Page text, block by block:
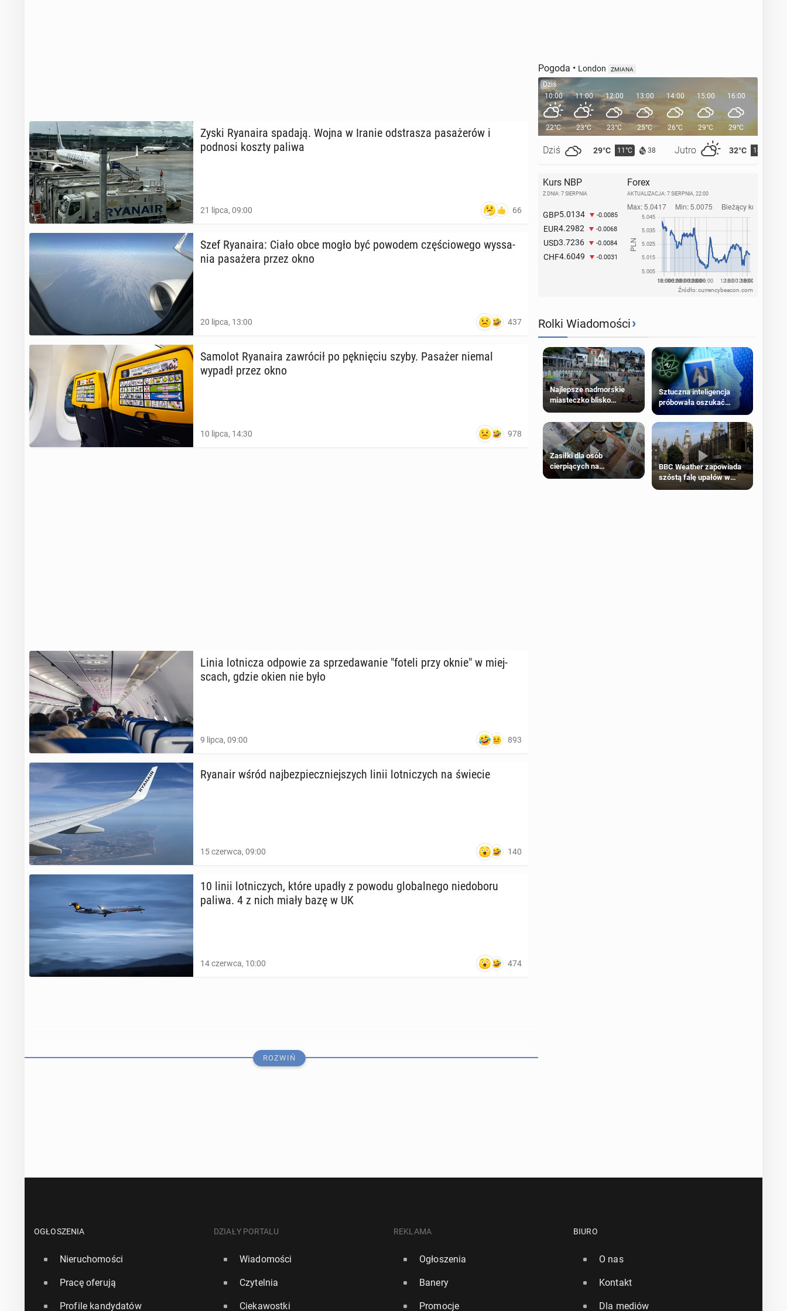
Zyski Ry­ana­ira spadają. Wojna w Iranie od­stra­sza pa­sa­że­rów i
podnosi koszty paliwa
21 lipca, 09:00 66
Szef Ry­ana­ira: Ciało obce mogło być powodem czę­ścio­we­go wy­ssa­
nia pa­sa­że­ra przez okno
20 lipca, 13:00 437
Samolot Ry­ana­ira za­wró­cił po pęk­nię­ciu szyby. Pasażer niemal
wypadł przez okno
10 lipca, 14:30 978
Linia lot­ni­cza odpowie za sprze­da­wa­nie "foteli przy oknie" w miej­
scach, gdzie okien nie było
9 lipca, 09:00 893
Ryanair wśród naj­bez­piecz­niej­szych linii lot­ni­czych na świecie
15 czerwca, 09:00 140
10 linii lot­ni­czych, które upadły z powodu glo­bal­ne­go nie­do­bo­ru
paliwa. 4 z nich miały bazę w UK
14 czerwca, 10:00 474
Wi-Fi na po­kła­dzie sa­mo­lo­tów Ry­ana­ira? Prze­woź­nik "trol­lu­je" klien­
ROZWIŃ
Pogoda • London ZMIANA
Dziś
10:00
22°C
Dziś 29°C 11°C 38 Jutro 32°C 14°C
11:00
23°C
12:00
23°C
13:00
25°C
14:00
26°C
15:00
29°C
16:00
29°C
17:00
Kurs NBP
Z DNIA: 7 SIERPNIA
GBP5.0134 -0.0085
EUR4.2982 -0.0068
USD3.7236 -0.0084
CHF4.6049 -0.0031
Forex
AKTUALIZACJA: 7 SIERPNIA, 22:00
Źródło: currencybeacon.com
Rolki Wiadomości›
Najlepsze nadmorskie
miasteczko blisko
Londynu
Sztuczna inteligencja
próbowała oszukać
człowieka
Zasiłki dla osób
cierpiących na
schorzenia psychiczne
BBC Weather zapowiada
szóstą falę upałów w
Londynie
OGŁOSZENIA
Nieruchomości
Pracę oferują
Profile kandydatów
DZIAŁY PORTALU
Wiadomości
Czytelnia
Ciekawostki
REKLAMA
Ogłoszenia
Banery
Promocje
BIURO
O nas
Kontakt
Dla mediów